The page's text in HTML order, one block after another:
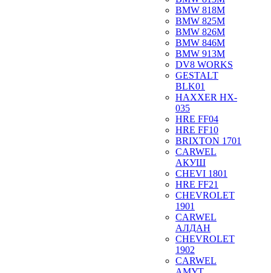
BMW 818M
BMW 825M
BMW 826M
BMW 846M
BMW 913M
DV8 WORKS
GESTALT
BLK01
HAXXER HX-
035
HRE FF04
HRE FF10
BRIXTON 1701
CARWEL
АКУШ
CHEVI 1801
HRE FF21
CHEVROLET
1901
CARWEL
АЛДАН
CHEVROLET
1902
CARWEL